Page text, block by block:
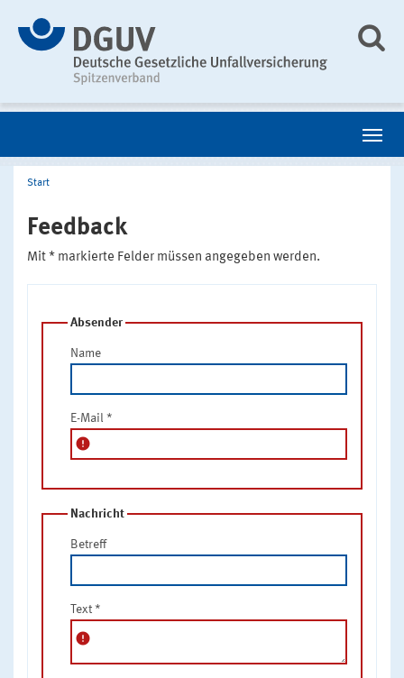
Start
Feedback
Mit * markierte Felder müssen angegeben werden.
Absender
Name
E-Mail *
error
Nachricht
Betreff
Text *
error